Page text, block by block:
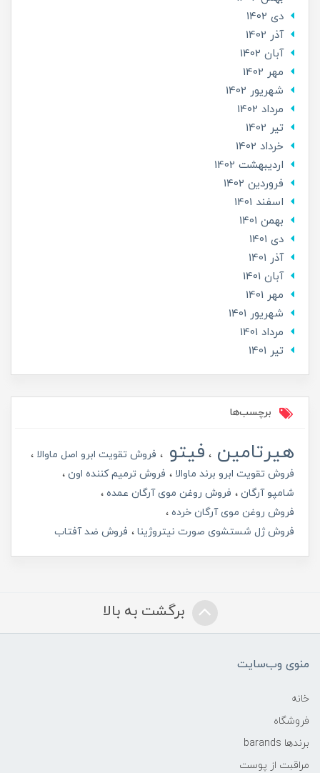
دی 1402
آذر 1402
آبان 1402
مهر 1402
شهریور 1402
مرداد 1402
تير 1402
خرداد 1402
ارديبهشت 1402
فروردین 1402
اسفند 1401
بهمن 1401
دی 1401
آذر 1401
آبان 1401
مهر 1401
شهریور 1401
مرداد 1401
تير 1401
برچسب‌ها
هیرتامین فیتو
فروش تقویت ابرو اصل ماوالا
فروش تقویت ابرو برند ماوالا
فروش ترمیم کننده اون
شامپو آرگان
فروش روغن موی آرگان عمده
فروش روغن موی آرگان خرده
فروش ژل شستشوی صورت نیتروژینا
فروش ضد آفتاب
برگشت به بالا
منوی وب‌سایت
خانه
فروشگاه
برندها barands
مراقبت از پوست